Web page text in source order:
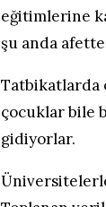
eğitimlerine
şu anda
Tatbikatlarda
çocuklar bile
gidiyorlar.